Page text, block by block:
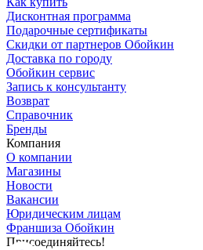
Дисконтная программа
Подарочные сертификаты
Скидки от партнеров Обойкин
Доставка по городу
Обойкин сервис
Запись к консультанту
Возврат
Справочник
Бренды
Компания
О компании
Магазины
Новости
Вакансии
Юридическим лицам
Франшиза Обойкин
Присоединяйтесь!